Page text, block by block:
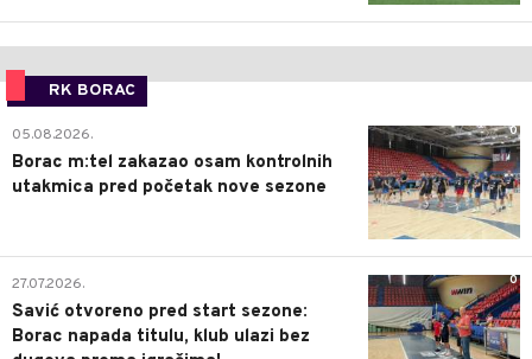
RK BORAC
0
05.08.2026.
Borac m:tel zakazao osam kontrolnih
utakmica pred početak nove sezone
0
27.07.2026.
Savić otvoreno pred start sezone:
Borac napada titulu, klub ulazi bez